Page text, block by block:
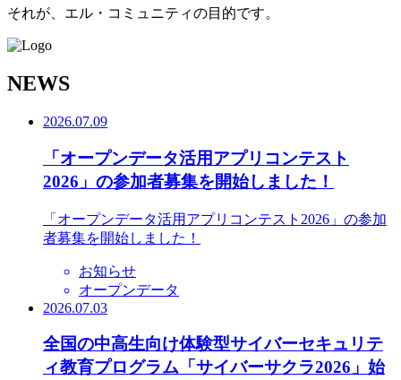
それが、エル・コミュニティの目的です。
NEWS
2026.07.09
「オープンデータ活用アプリコンテスト
2026」の参加者募集を開始しました！
「オープンデータ活用アプリコンテスト2026」の参加
者募集を開始しました！
お知らせ
オープンデータ
2026.07.03
全国の中高生向け体験型サイバーセキュリテ
ィ教育プログラム「サイバーサクラ2026」始